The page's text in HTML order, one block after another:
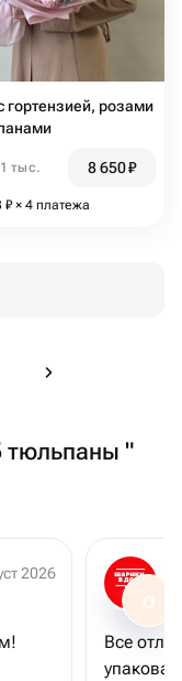
гортензией, розами
1 тыс. 8 650₽
₽ × 4 платежа
тюльпаны "
2026
О
Все